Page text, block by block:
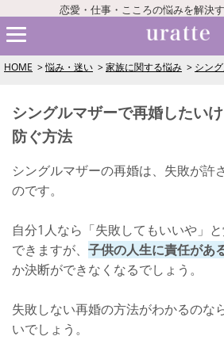
恋愛・仕事・こころの悩みを解決
HOME 悩み・迷い 家族に関する悩み シン
シングルマザーで再婚したい
防ぐ方法
シングルマザーの再婚は、失敗が許
のです。
自分1人なら「失敗してもいいや」
できますが、 子供の人生に責任があ
か決断ができなくなるでしょう。
失敗しない再婚の方法がわかるのな
いでしょう。